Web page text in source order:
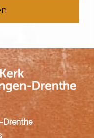
Drenthe